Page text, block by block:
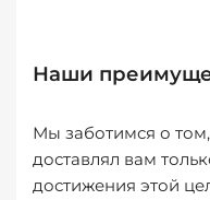
Наши
Мы заботимся о
доставлял вам
достижения этой